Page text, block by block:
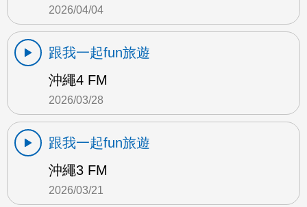
2026/04/04
跟我一起fun旅遊
沖繩4 FM
2026/03/28
跟我一起fun旅遊
沖繩3 FM
2026/03/21